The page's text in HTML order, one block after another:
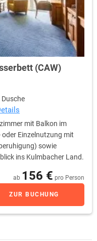
(CAW)
Dusche
mit Balkon im
oder Einzelnutzung mit
sowie
ins Kulmbacher Land.
ab 156 € pro Person
ZUR BUCHUNG